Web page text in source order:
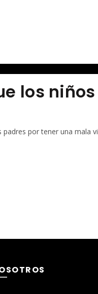
los
por tener una mala